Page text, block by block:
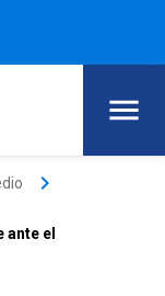
keyboard_arrow_right
ante el